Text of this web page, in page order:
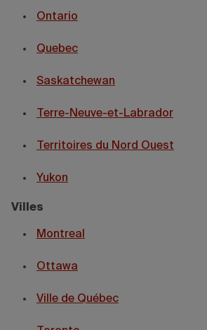
Ontario
Quebec
Saskatchewan
Terre-Neuve-et-Labrador
Territoires du Nord Ouest
Yukon
Villes
Montreal
Ottawa
Ville de Québec